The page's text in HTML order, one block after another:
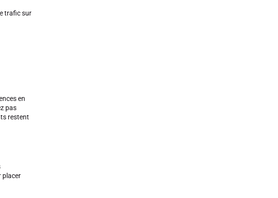
trafic sur
en
pas
restent
placer